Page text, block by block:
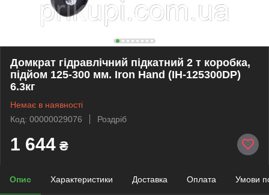
Домкрат гідравлічний підкатний 2 т коробка,
підйом 125-300 мм. Iron Hand (IH-125300DP)
6.3кг
Немає в наявності
Код: 00000029076
Роздріб
1 644 ₴
Опис Характеристики Доставка Оплата Умови